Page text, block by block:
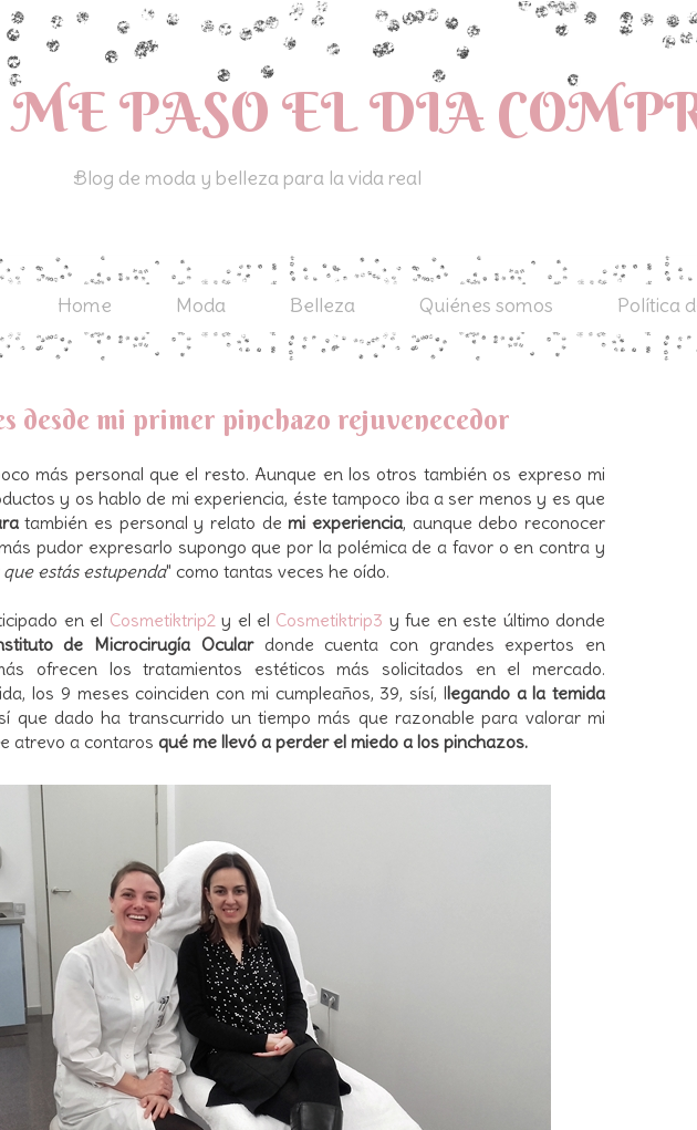
ME PASO EL DIA
Blog de moda y belleza para la vida real
Home Moda Belleza Quiénes somos Política
desde mi primer pinchazo rejuvenecedor
más personal que el resto. Aunque en los otros también os expreso mi
y os hablo de mi experiencia, éste tampoco iba a ser menos y es que
también es personal y relato demi experiencia, aunque debo reconocer
pudor expresarlo supongo que por la polémica de a favor o en contra y
estás estupenda" como tantas veces he oído.
en el Cosmetiktrip2 y el el Cosmetiktrip3 y fue en este último donde
de Microcirugía Ocular donde cuenta con grandes expertos en
ofrecen los tratamientos estéticos más solicitados en el mercado.
los 9 meses coinciden con mi cumpleaños, 39, sísí, llegando a la temida
que dado ha transcurrido un tiempo más que razonable para valorar mi
atrevo a contaros qué me llevó a perder el miedo a los pinchazos.